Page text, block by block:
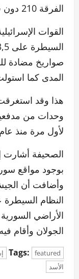
الفرقة 210 دون قتال.
القوات
صواريخ مضادة
المدى كما
وحدات من
لأول مرة منذ عام 1973 لتأمين القوات المشتركة.
الصحيفة أشارت
بوجود مواقع
وأضافت أن
النظام
الجولان وأقام فيه 8 مواقع عسكرية.
Tags: featured
الأسد